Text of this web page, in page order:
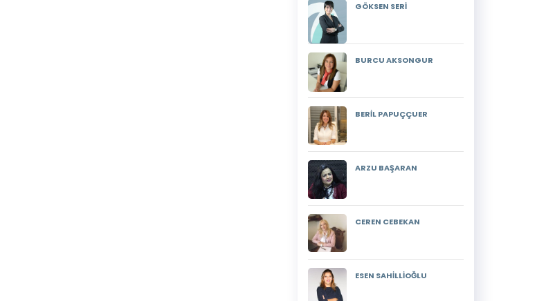
GÖKSEN SERİ
BURCU AKSONGUR
BERİL PAPUÇÇUER
ARZU BAŞARAN
CEREN CEBEKAN
ESEN SAHİLLİOĞLU